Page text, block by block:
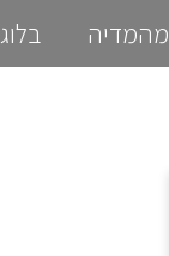
מהמדיה בלוג